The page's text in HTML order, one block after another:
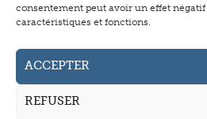
consentement peut avoir un effet
caractéristiques et fonctions.
ACCEPTER
REFUSER
Annonceurs
Auteurs